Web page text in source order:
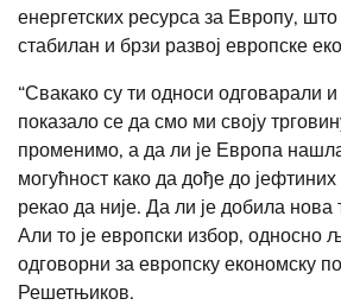
енергетских ресурса за Европу,
стабилан и брзи развој европске
“Свакако су ти односи одговарали
показало се да смо ми своју
променимо, а да ли је Европа
могућност како да дође до јефтиних
рекао да није. Да ли је добила
Али то је европски избор, односно
одговорни за европску економску
Решетњиков.